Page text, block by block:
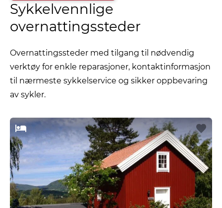
Sykkelvennlige
overnattingssteder
Overnattingssteder med tilgang til nødvendig
verktøy for enkle reparasjoner, kontaktinformasjon
til nærmeste sykkelservice og sikker oppbevaring
av sykler.